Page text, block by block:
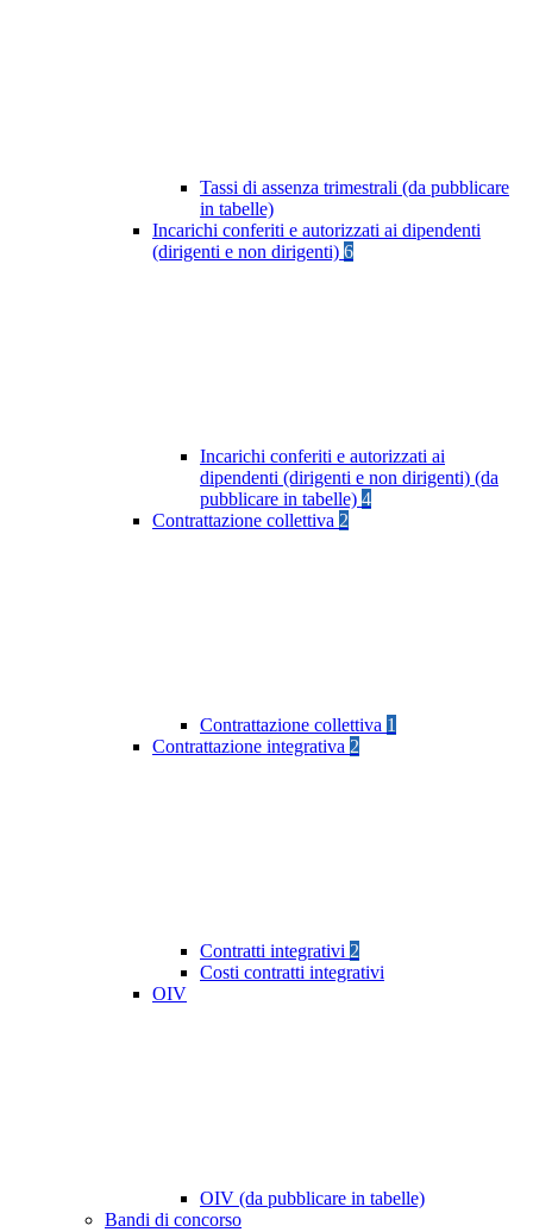
Tassi di assenza trimestrali (da pubblicare
in tabelle)
Incarichi conferiti e autorizzati ai dipendenti
(dirigenti e non dirigenti) 6
Incarichi conferiti e autorizzati ai
dipendenti (dirigenti e non dirigenti) (da
pubblicare in tabelle) 4
Contrattazione collettiva 2
Contrattazione collettiva 1
Contrattazione integrativa 2
Contratti integrativi 2
Costi contratti integrativi
OIV
OIV (da pubblicare in tabelle)
Bandi di concorso